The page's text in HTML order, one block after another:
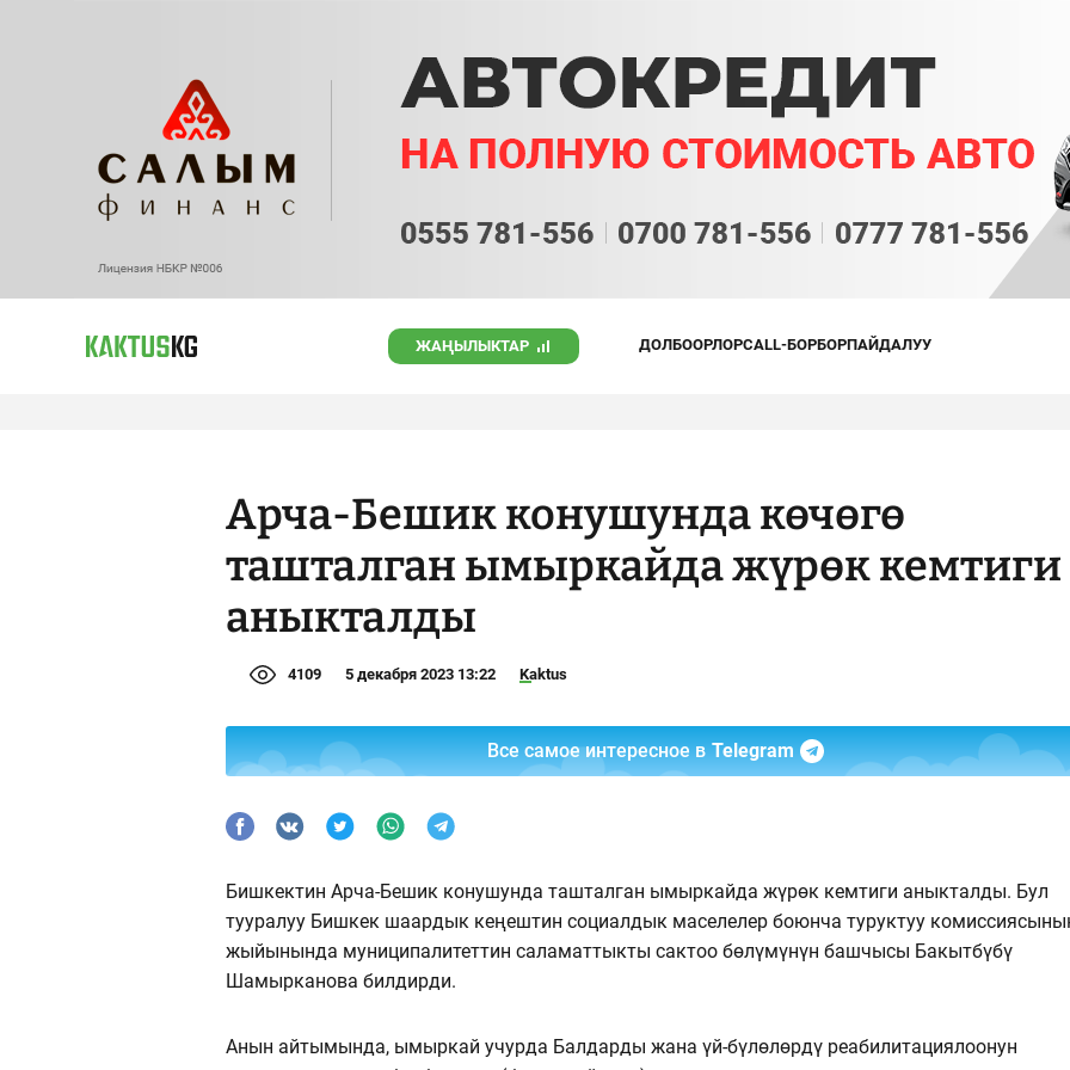
ЖАҢЫЛЫКТАР ДОЛБООРЛОРCALL-БОРБОРПАЙДАЛУУ
Арча-Бешик конушунда көчөгө
ташталган ымыркайда жүрөк кемтиги
аныкталды
4109 5 декабря 2023 13:22 Kaktus
Все самое интересное в Telegram
Бишкектин Арча-Бешик конушунда ташталган ымыркайда жүрөк кемтиги аныкталды. Бул
тууралуу Бишкек шаардык кеңештин социалдык маселелер боюнча туруктуу
жыйынында муниципалитеттин саламаттыкты сактоо бөлүмүнүн башчысы Бакытбүбү
Шамырканова билдирди.
Анын айтымында, ымыркай учурда Балдарды жана үй-бүлөлөрдү реабилитациялоонун